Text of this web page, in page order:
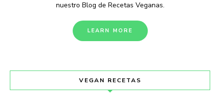
nuestro Blog de Recetas Veganas.
LEARN MORE
VEGAN RECETAS